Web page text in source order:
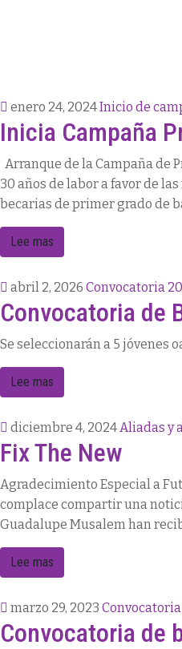
enero 24, 2024Inicio de
Inicia Campaña
Arranque de la Campaña de
30 años de labor a favor de
becarias de primer grado de
Lee mas
abril 2, 2026 Convocatoria
Convocatoria de
Se seleccionarán a 5 jóvenes
Lee mas
diciembre 4, 2024Aliadas y
Fix The New
Agradecimiento Especial a
complace compartir una
Guadalupe Musalem han
Lee mas
marzo 29, 2023
Convocatoria de